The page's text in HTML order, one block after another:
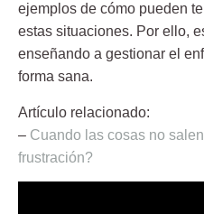
ejemplos de cómo pueden
estas situaciones. Por ello,
enseñando a gestionar el
forma sana.
Artículo relacionado:
– Cuando las cosas no
frustración?